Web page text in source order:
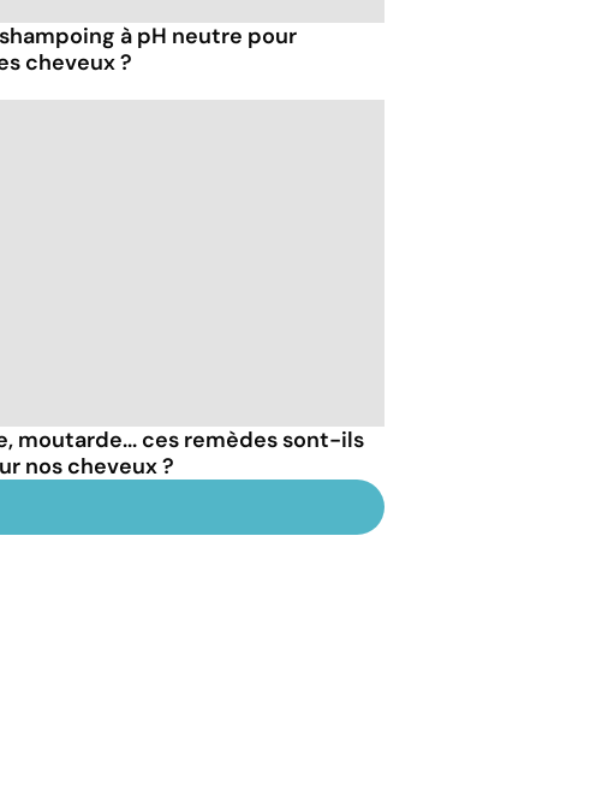
à pH neutre pour
cheveux ?
moutarde... ces remèdes sont-ils
nos cheveux ?